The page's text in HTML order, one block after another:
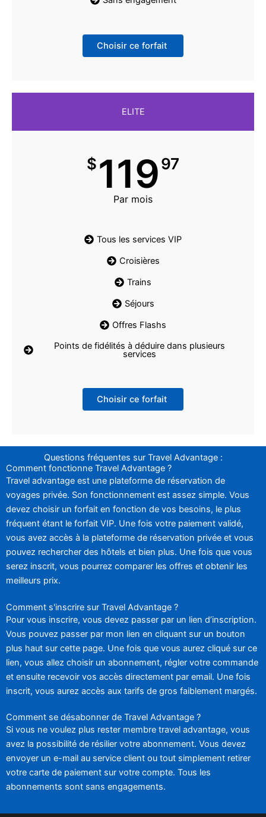
Choisir ce forfait
ELITE
$11997
Par mois
Tous les services VIP
Croisières
Trains
Séjours
Offres Flashs
Points de fidélités à déduire dans plusieurs
services
Choisir ce forfait
Questions fréquentes sur Travel Advantage :
Comment fonctionne Travel Advantage ?
Travel advantage est une plateforme de réservation de
voyages privée. Son fonctionnement est assez simple. Vous
devez choisir un forfait en fonction de vos besoins, le plus
fréquent étant le forfait VIP. Une fois votre paiement validé,
vous avez accès à la plateforme de réservation privée et vous
pouvez rechercher des hôtels et bien plus. Une fois que vous
serez inscrit, vous pourrez comparer les offres et obtenir les
meilleurs prix.
Comment s'inscrire sur Travel Advantage ?
Pour vous inscrire, vous devez passer par un lien d’inscription.
Vous pouvez passer par mon lien en cliquant sur un bouton
plus haut sur cette page. Une fois que vous aurez cliqué sur ce
lien, vous allez choisir un abonnement, régler votre commande
et ensuite recevoir vos accès directement par email. Une fois
inscrit, vous aurez accès aux tarifs de gros faiblement margés.
Comment se désabonner de Travel Advantage ?
Si vous ne voulez plus rester membre travel advantage, vous
avez la possibilité de résilier votre abonnement. Vous devez
envoyer un e-mail au service client ou tout simplement retirer
votre carte de paiement sur votre compte. Tous les
abonnements sont sans engagements.